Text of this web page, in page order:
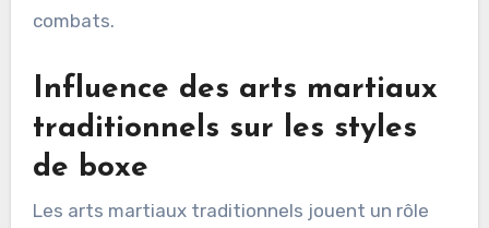
combats.
Influence des arts martiaux
traditionnels sur les styles
de boxe
Les arts martiaux traditionnels jouent un rôle